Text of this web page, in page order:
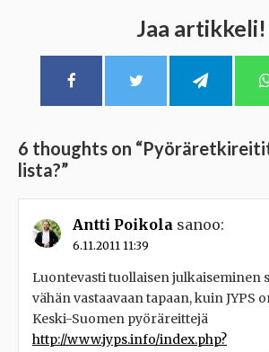
Jaa artikkeli!
6 thoughts on “
lista?”
Antti Poikola sanoo:
6.11.2011 11:39
Luontevasti tuollaisen julkaiseminen
vähän vastaavaan tapaan, kuin JYPS
Keski-Suomen pyöräreittejä
http://www.jyps.info/index.php?